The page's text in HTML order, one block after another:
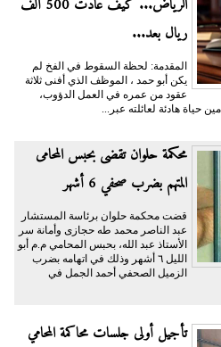
الرياض... كيف عادت 500 ألف
ريال بعد...
المقدمة: لحظة السقوط في الفخ لم
يكن أبو حمد ، الموظف الذي أفنى ثلاثة
عقود من عمره في العمل الدؤوب،
هادئة لعائلته عبر...
محكمة حلوان تقضى بحبس المحامى
المتهم بضرب صحفي 6 أشهر
قضت محكمة حلوان برئاسة المستشار
عبد الناصر محمد طه حجازى وأمانة سر
الأستاذ عبد الله، بحبس المحامي م.م أبو
الليل ٦ أشهر وذلك في اتهامه بضرب
الزميل الصحفي أحمد الجمل في
تأجيل أولى جلسات محاكمة المحامي